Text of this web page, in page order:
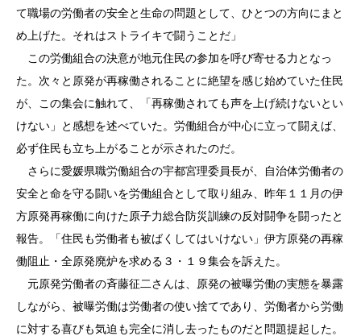
て職場の労働者の安全と生命の問題として、ひとつの方向にまと
め上げた。それはストライキで闘うことだ」
この労働組合の決意が地元住民の参加を呼び寄せる力となっ
た。次々と原発が再稼働されることに絶望を感じ始めていた住民
が、この集会に触れて、「再稼働されても声を上げ続けないとい
けない」と感想を述べていた。労働組合が中心に立って闘えば、
必ず住民も立ち上がることが示されたのだ。
さらに愛媛県職労働組合の宇都宮理委員長が、自治体労働者の
安全と命を守る闘いを労働組合として取り組み、昨年１１月の伊
方原発再稼働に向けた原子力総合防災訓練の反対闘争を闘ったと
報告。「住民も労働者も被ばくしてはいけない」伊方原発の再稼
働阻止・全原発廃炉を求める３・１９集会を訴えた。
元原発労働者の斉藤征二さんは、原発の被曝労働の実態を暴露
しながら、被曝労働は労働者の使い捨てであり、労働者から労働
に対する喜びも気迫も完全に消し去ったものだと問題提起した。